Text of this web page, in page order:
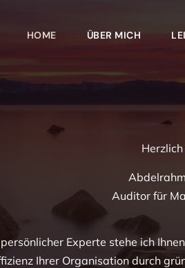
HOME ÜBER MICH
Auditor für
Experte stehe ich
Ihrer Organisation durch